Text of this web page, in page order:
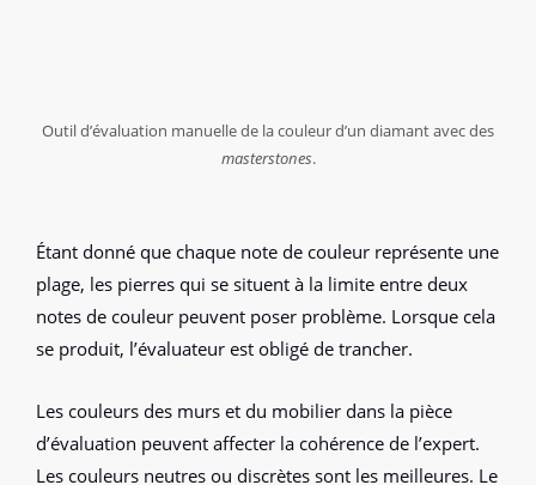
Outil d’évaluation manuelle de la couleur d’un diamant avec des
masterstones.
Étant donné que chaque note de couleur représente une
plage, les pierres qui se situent à la limite entre deux
notes de couleur peuvent poser problème. Lorsque cela
se produit, l’évaluateur est obligé de trancher.
Les couleurs des murs et du mobilier dans la pièce
d’évaluation peuvent affecter la cohérence de l’expert.
Les couleurs neutres ou discrètes sont les meilleures. Le